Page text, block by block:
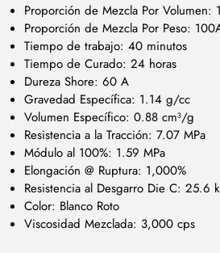
Proporción de Mezcla Por Volumen:
Proporción de Mezcla Por Peso:
Tiempo de trabajo: 40 minutos
Tiempo de Curado: 24 horas
Dureza Shore: 60 A
Gravedad Específica: 1.14 g/cc
Volumen Específico: 0.88 cm³/g
Resistencia a la Tracción: 7.07 MPa
Módulo al 100%: 1.59 MPa
Elongación @ Ruptura: 1,000%
Resistencia al Desgarro Die C: 25.6
Color: Blanco Roto
Viscosidad Mezclada: 3,000 cps